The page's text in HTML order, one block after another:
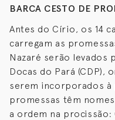
BARCA CESTO DE
Antes do Círio, os 14
carregam as
Nazaré serão levados
Docas do Pará (CDP),
serem incorporados à
promessas têm
a ordem na procissão: